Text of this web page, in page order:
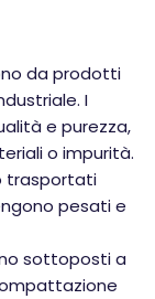
da prodotti
I
e purezza,
o impurità.
trasportati
pesati e
sottoposti a